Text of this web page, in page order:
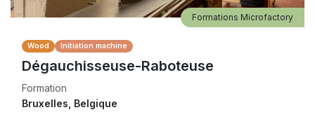
Wood Initiation machine
Dégauchisseuse-Raboteuse
Formation
Formations Microfactory
Bruxelles Belgique